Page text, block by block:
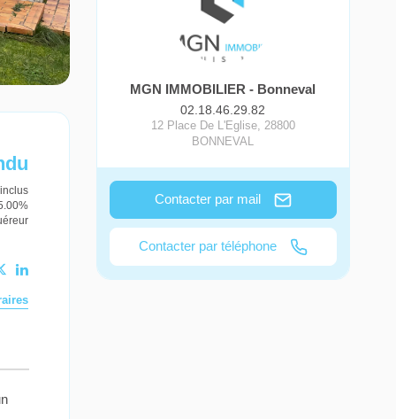
MGN IMMOBILIER - Bonneval
02.18.46.29.82
12 Place De L'Eglise, 28800
BONNEVAL
Contacter par mail
Contacter par téléphone